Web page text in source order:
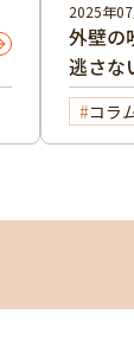
2025年
外壁の
逃さな
説
コラ